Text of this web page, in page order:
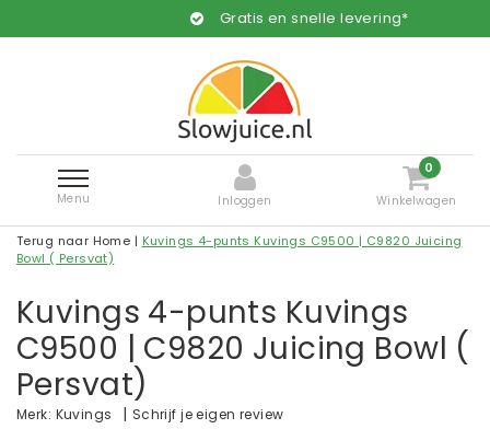
Gratis en snelle levering*
Menu Inloggen
0
Winkelwagen
Terug naar Home | Kuvings 4-punts Kuvings C9500 | C9820 Juicing
Bowl ( Persvat)
Kuvings 4-punts Kuvings
C9500 | C9820 Juicing Bowl (
Persvat)
Merk: Kuvings | Schrijf je eigen review